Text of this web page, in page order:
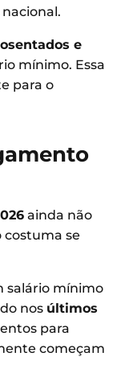
e
mínimo. Essa
para o
ainda não
se
salário mínimo
nos últimos
para
começam